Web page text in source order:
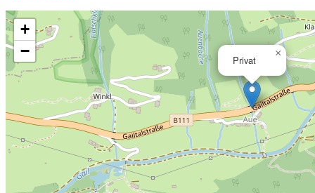
Privat
×
+
−